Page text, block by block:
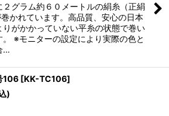
２グラム約６０メートルの絹糸（正絹
かれています。高品質、安心の日本
りがかかっていない平糸の状態で巻い
。 ※モニターの設定により実際の色と
…
106 [KK-TC106]
)